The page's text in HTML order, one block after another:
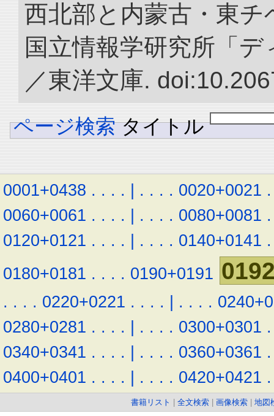
西北部と内蒙古・東チ
国立情報学研究所「
／東洋文庫.
ページ検索 タイトル
0001+0438 . . . . | . . . . 0020+0021 .
0060+0061 . . . . | . . . . 0080+0081 .
0120+0121 . . . . | . . . . 0140+0141 .
0180+0181 . . . . 0190+0191
. . . . 0220+0221 . . . . | . . . .
0280+0281 . . . . | . . . . 0300+0301 .
0340+0341 . . . . | . . . . 0360+0361 .
0400+0401 . . . . | . . . . 0420+0421 .
書籍リスト 全文検索 画像検索 地図